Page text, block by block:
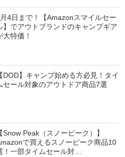
4日まで！【Amazonスマイルセー
】でアウトブランドのキャンプギア
大特価！
【DOD】キャンプ始める方必見！タイ
セール対象のアウトドア商品7選
【Snow Peak（スノーピーク）】
で買えるスノーピーク商品10
！一部タイムセール対…